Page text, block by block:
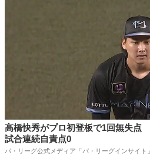
高橋快秀がプロ初登板で1回無失点
試合連続自責点0
パ・リーグ公式メディア「パ・リーグインサイト」